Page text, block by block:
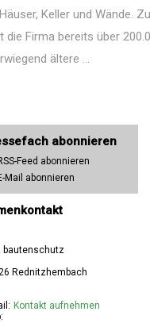
Keller und Wände.
Firma bereits über
ältere ...
abonnieren
Feed abonnieren
Mail abonnieren
bautenschutz
Rednitzhembach
Kontakt aufnehmen